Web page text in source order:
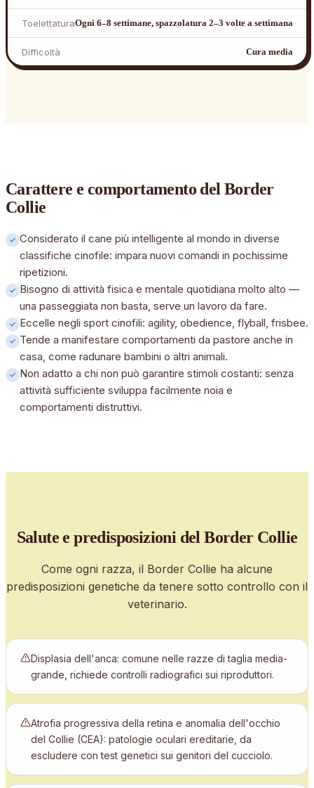
ToelettaturaOgni 6–8 settimane, spazzolatura 2–3 volte a settimana
Difficoltà Cura media
Carattere e comportamento del Border
Collie
Considerato il cane più intelligente al mondo in diverse
classifiche cinofile: impara nuovi comandi in pochissime
ripetizioni.
Bisogno di attività fisica e mentale quotidiana molto alto —
una passeggiata non basta, serve un lavoro da fare.
Eccelle negli sport cinofili: agility, obedience, flyball, frisbee.
Tende a manifestare comportamenti da pastore anche in
casa, come radunare bambini o altri animali.
Non adatto a chi non può garantire stimoli costanti: senza
attività sufficiente sviluppa facilmente noia e
comportamenti distruttivi.
Salute e predisposizioni del Border Collie
Come ogni razza, il Border Collie ha alcune
predisposizioni genetiche da tenere sotto controllo con il
veterinario.
Displasia dell'anca: comune nelle razze di taglia media-
grande, richiede controlli radiografici sui riproduttori.
Atrofia progressiva della retina e anomalia dell'occhio
del Collie (CEA): patologie oculari ereditarie, da
escludere con test genetici sui genitori del cucciolo.